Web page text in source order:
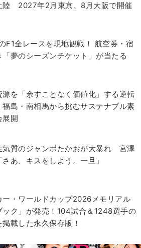
陸 2027年2月東京、8月大阪で開催
F1全レースを現地観戦！ 航空券・宿
「夢のシーズンチケット」が当たる
源を「余すことなく価値化」する逆転
福島・南相馬から挑むサステナブル素
展開​
気質のジャンボたかおが大暴れ 宮澤
あ、キスをしよう。一旦」
ー・ワールドカップ2026メモリアル
ック」が発売！104試合＆1248選手の
載した永久保存版！